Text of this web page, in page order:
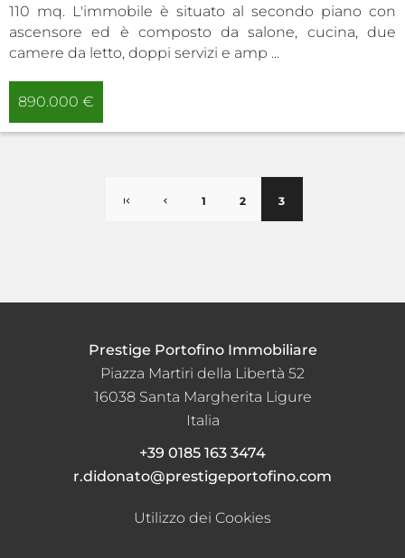
110 mq. L'immobile è situato al secondo piano con
ascensore ed è composto da salone, cucina, due
camere da letto, doppi servizi e amp ...
890.000 €
1 2 3
Prestige Portofino Immobiliare
Piazza Martiri della Libertà 52
16038Santa Margherita Ligure
Italia
+39 0185 163 3474
r.didonato@prestigeportofino.com
Utilizzo dei Cookies